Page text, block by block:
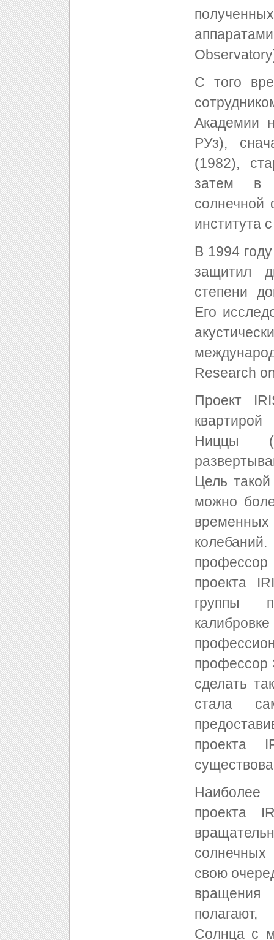
С того
Академии
РУз),
(1982),
затем в
солнечной
института
В 1994
защитил
степени
Его
Research
Проект
Ниццы
Цель
можно
проекта
группы
профессор
сделать
стала
проекта
проекта
свою
Солнца с